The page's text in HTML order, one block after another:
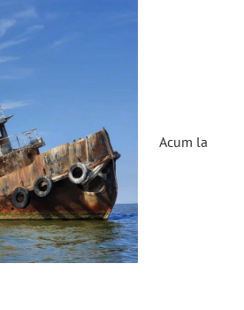
Acum la